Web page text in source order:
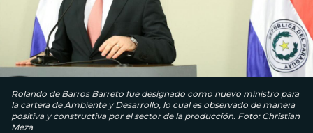
Rolando de Barros Barreto fue designado como nuevo ministro para
la cartera de Ambiente y Desarrollo, lo cual es observado de manera
positiva y constructiva por el sector de la producción. Foto: Christian
Meza